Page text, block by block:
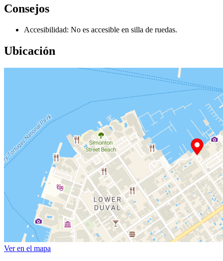
Consejos
Accesibilidad: No es accesible en silla de ruedas.
Ubicación
Ver en el mapa